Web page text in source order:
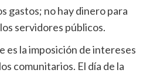
gastos; no hay dinero para
servidores públicos.
es la imposición de intereses
comunitarios. El día de la